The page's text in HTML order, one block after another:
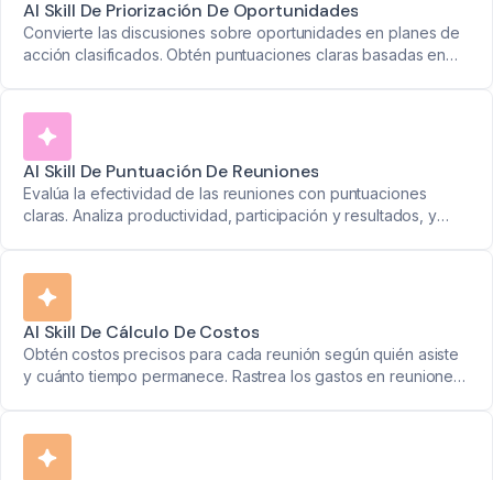
AI Skill De Priorización De Oportunidades
Convierte las discusiones sobre oportunidades en planes de
acción clasificados. Obtén puntuaciones claras basadas en
AI Skill De Puntuación De Reuniones
Evalúa la efectividad de las reuniones con puntuaciones
claras. Analiza productividad, participación y resultados, y
AI Skill De Cálculo De Costos
Obtén costos precisos para cada reunión según quién asiste
y cuánto tiempo permanece. Rastrea los gastos en reuniones